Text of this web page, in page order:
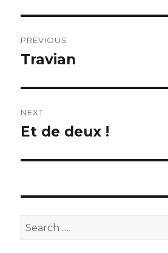
navigation
PREVIOUS
Previous
Travian
NEXT
Next
Et de deux !
Search
for: